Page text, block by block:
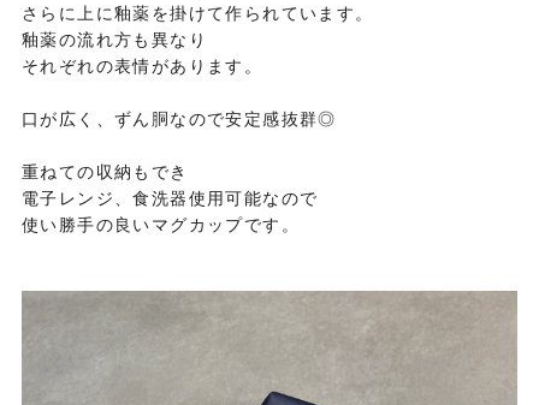
さらに上に釉薬を掛けて作られています。
釉薬の流れ方も異なり
それぞれの表情があります。
口が広く、ずん胴なので安定感抜群◎
重ねての収納もでき
電子レンジ、食洗器使用可能なので
使い勝手の良いマグカップです。